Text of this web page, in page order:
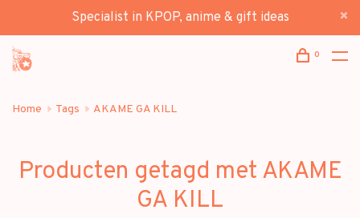
Specialist in KPOP, anime & gift ideas
0
Home Tags AKAME GA KILL
Producten getagd met AKAME
GA KILL